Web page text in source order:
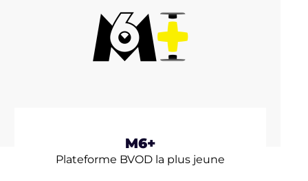
M6+
Plateforme BVOD la plus jeune